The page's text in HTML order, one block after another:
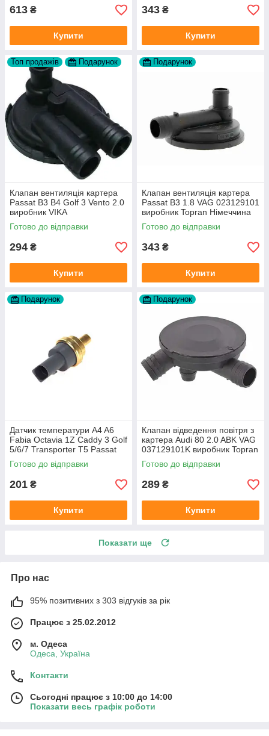
613 ₴
Купити
343 ₴
Купити
Топ продажів Подарунок
Клапан вентиляція картера
Passat B3 B4 Golf 3 Vento 2.0
виробник VIKA
Готово до відправки
294 ₴
Купити
Подарунок
Клапан вентиляція картера
Passat B3 1.8 VAG 023129101
виробник Topran Німеччина
Готово до відправки
343 ₴
Купити
Подарунок
Датчик температури A4 A6
Fabia Octavia 1Z Caddy 3 Golf
5/6/7 Transporter T5 Passat
B6 (колір сірий)
Готово до відправки
201 ₴
Купити
Подарунок
Клапан відведення повітря з
картера Audi 80 2.0 ABK VAG
037129101K виробник Topran
Німеччина
Готово до відправки
289 ₴
Купити
Показати ще
Про нас
95% позитивних з 303 відгуків за рік
Працює з 25.02.2012
м. Одеса
Одеса, Україна
Контакти
Сьогодні працює з 10:00 до 14:00
Показати весь графік роботи